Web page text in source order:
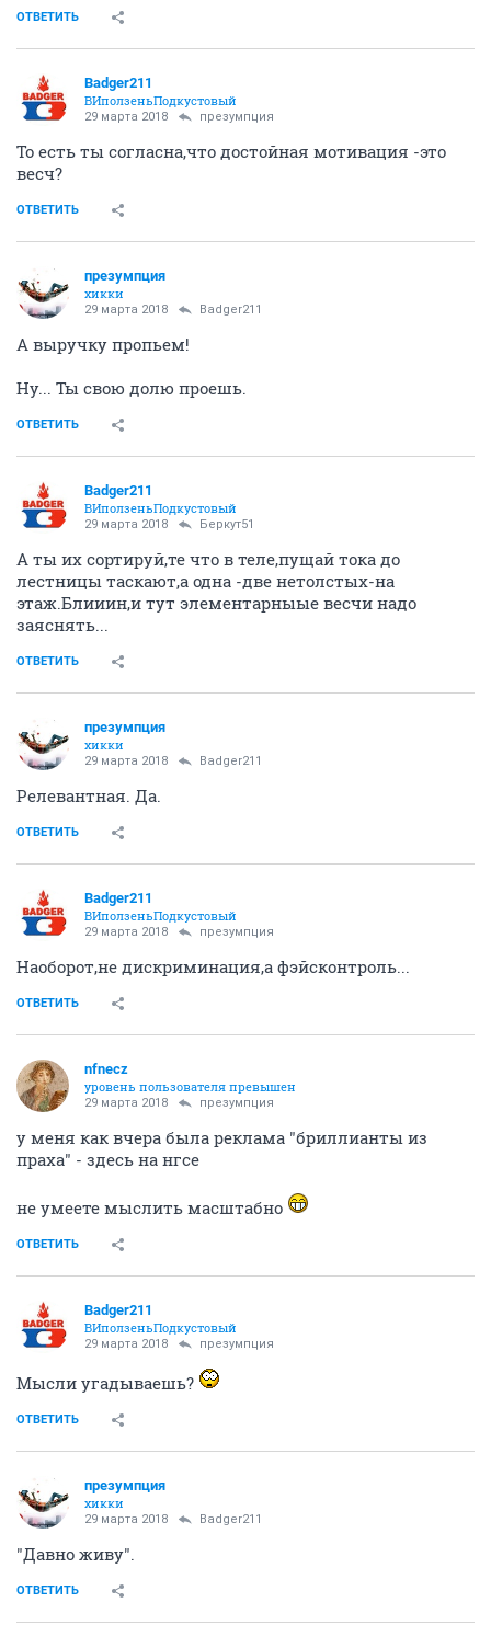
ОТВЕТИТЬ
Badger211
ВИползеньПодкустовый
29 марта 2018 презумпция
То есть ты согласна,что достойная мотивация -это
весч?
ОТВЕТИТЬ
презумпция
хикки
29 марта 2018 Badger211
А выручку пропьем!
Ну... Ты свою долю проешь.
ОТВЕТИТЬ
Badger211
ВИползеньПодкустовый
29 марта 2018 Беркут51
А ты их сортируй,те что в теле,пущай тока до
лестницы таскают,а одна -две нетолстых-на
этаж.Блииин,и тут элементарныые весчи надо
заяснять...
ОТВЕТИТЬ
презумпция
хикки
29 марта 2018 Badger211
Релевантная. Да.
ОТВЕТИТЬ
Badger211
ВИползеньПодкустовый
29 марта 2018 презумпция
Наоборот,не дискриминация,а фэйсконтроль...
ОТВЕТИТЬ
nfnecz
уровень пользователя превышен
29 марта 2018 презумпция
у меня как вчера была реклама "бриллианты из
праха" - здесь на нгсе
не умеете мыслить масштабно
ОТВЕТИТЬ
Badger211
ВИползеньПодкустовый
29 марта 2018 презумпция
Мысли угадываешь?
ОТВЕТИТЬ
презумпция
хикки
29 марта 2018 Badger211
"Давно живу".
ОТВЕТИТЬ